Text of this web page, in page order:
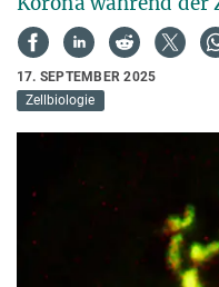
17. SEPTEMBER 2025
Zellbiologie